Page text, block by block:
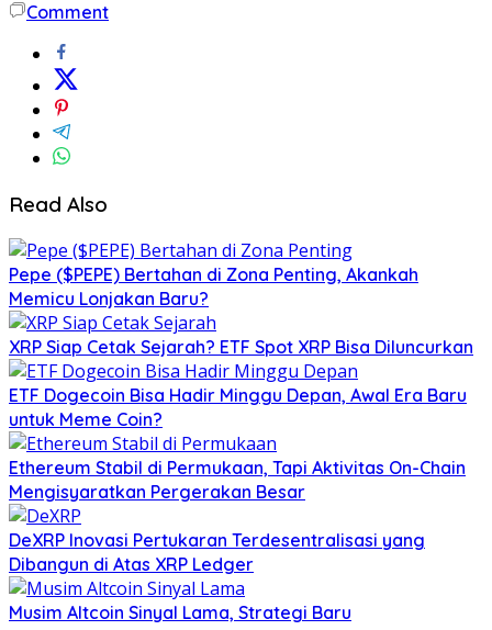
Comment
Read Also
Pepe ($PEPE) Bertahan di Zona Penting, Akankah
Memicu Lonjakan Baru?
XRP Siap Cetak Sejarah? ETF Spot XRP Bisa Diluncurkan
ETF Dogecoin Bisa Hadir Minggu Depan, Awal Era Baru
untuk Meme Coin?
Ethereum Stabil di Permukaan, Tapi Aktivitas On-Chain
Mengisyaratkan Pergerakan Besar
DeXRP Inovasi Pertukaran Terdesentralisasi yang
Dibangun di Atas XRP Ledger
Musim Altcoin Sinyal Lama, Strategi Baru